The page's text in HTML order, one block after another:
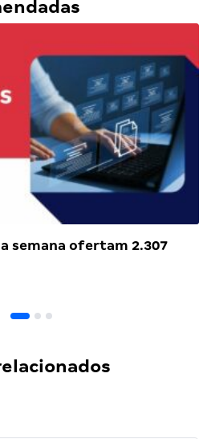
semana ofertam 2.307